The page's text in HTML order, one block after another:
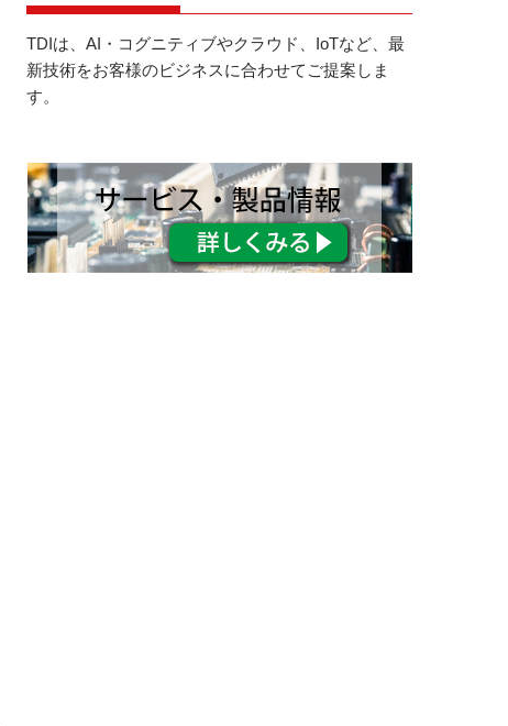
TDIは、AI・コグニティブやクラウド、IoTなど、最
新技術をお客様のビジネスに合わせてご提案しま
す。